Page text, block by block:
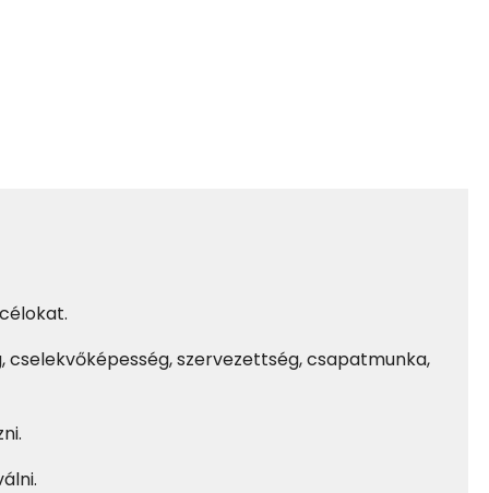
.
cselekvőképesség, szervezettség, csapatmunka,